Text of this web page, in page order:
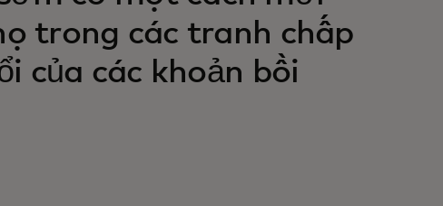
trong các tranh chấp
của các khoản bồi